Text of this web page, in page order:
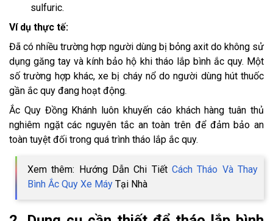
sulfuric.
Ví dụ thực tế:
Đã có nhiều trường hợp người dùng bị bỏng axit do không sử
dụng găng tay và kính bảo hộ khi tháo lắp bình ắc quy. Một
số trường hợp khác, xe bị cháy nổ do người dùng hút thuốc
gần ắc quy đang hoạt động.
Ắc Quy Đồng Khánh luôn khuyến cáo khách hàng tuân thủ
nghiêm ngặt các nguyên tắc an toàn trên để đảm bảo an
toàn tuyệt đối trong quá trình tháo lắp ắc quy.
Xem thêm: Hướng Dẫn Chi Tiết Cách Tháo Và Thay
Bình Ắc Quy Xe Máy Tại Nhà